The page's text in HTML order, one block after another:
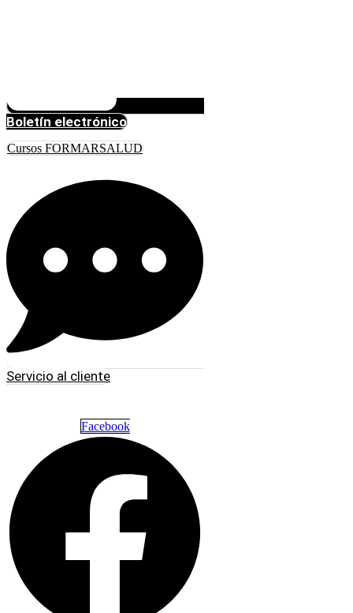
Boletín electrónico
Cursos FORMARSALUD
Servicio al cliente
Facebook